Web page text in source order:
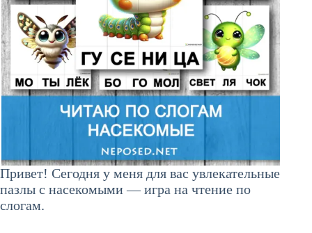
Привет! Сегодня у меня для вас увлекательные
пазлы с насекомыми — игра на чтение по
слогам.